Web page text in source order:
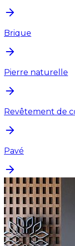
Brique
Pierre naturelle
Revêtement de
Pavé